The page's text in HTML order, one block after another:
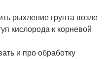
рыхление грунта возле
кислорода к корневой
и про обработку